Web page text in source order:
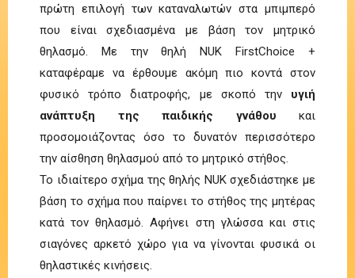
πρώτη επιλογή των καταναλωτών στα μπιμπερό
που είναι σχεδιασμένα με βάση τον μητρικό
θηλασμό. Με την θηλή NUK FirstChoice +
καταφέραμε να έρθουμε ακόμη πιο κοντά στον
φυσικό τρόπο διατροφής, με σκοπό τηνυγιή
ανάπτυξη της παιδικής γνάθου και
προσομοιάζοντας όσο το δυνατόν περισσότερο
την αίσθηση θηλασμού από το μητρικό στήθος.
Το ιδιαίτερο σχήμα της θηλής NUK σχεδιάστηκε με
βάση το σχήμα που παίρνει το στήθος της μητέρας
κατά τον θηλασμό. Αφήνει στη γλώσσα και στις
σιαγόνες αρκετό χώρο για να γίνονται φυσικά οι
θηλαστικές κινήσεις.